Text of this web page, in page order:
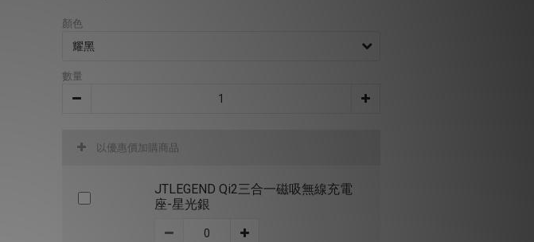
顏色
數量
以優惠價加購商品
JTLEGEND Qi2三合一磁吸無線充電
座-星光銀